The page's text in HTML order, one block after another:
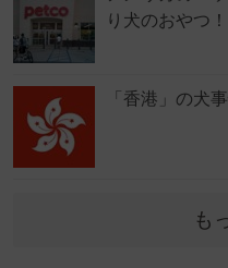
り犬のおやつ！
「香港」の犬
も